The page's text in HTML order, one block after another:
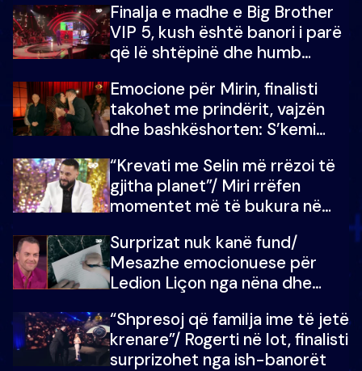
Finalja e madhe e Big Brother
VIP 5, kush është banori i parë
që lë shtëpinë dhe humb
çmimin e madh
Emocione për Mirin, finalisti
takohet me prindërit, vajzën
dhe bashkëshorten: S’kemi
“Krevati me Selin më rrëzoi të
gjitha planet”/ Miri rrëfen
momentet më të bukura në
mungojë zilja e mëngjesit kur…
Surprizat nuk kanë fund/
Mesazhe emocionuese për
Ledion Liçon nga nëna dhe
mban dot lotët: Nuk meritoj…
“Shpresoj që familja ime të jetë
krenare”/ Rogerti në lot, finalisti
surprizohet nga ish-banorët